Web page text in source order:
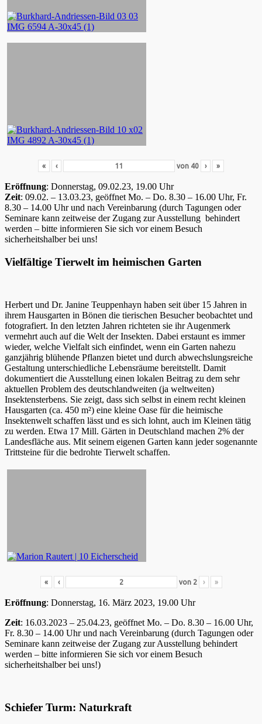
« ‹ von 40 › »
Eröffnung: Donnerstag, 09.02.23, 19.00 Uhr
Zeit: 09.02. – 13.03.23, geöffnet Mo. – Do. 8.30 – 16.00 Uhr, Fr.
8.30 – 14.00 Uhr und nach Vereinbarung (durch Tagungen oder
Seminare kann zeitweise der Zugang zur Ausstellung behindert
werden – bitte informieren Sie sich vor einem Besuch
sicherheitshalber bei uns!
Vielfältige Tierwelt im heimischen Garten
Herbert und Dr. Janine Teuppenhayn haben seit über 15 Jahren in
ihrem Hausgarten in Bönen die tierischen Besucher beobachtet und
fotografiert. In den letzten Jahren richteten sie ihr Augenmerk
vermehrt auch auf die Welt der Insekten. Dabei erstaunt es immer
wieder, welche Vielfalt sich einfindet, wenn ein Garten nahezu
ganzjährig blühende Pflanzen bietet und durch abwechslungsreiche
Gestaltung unterschiedliche Lebensräume bereitstellt. Damit
dokumentiert die Ausstellung einen lokalen Beitrag zu dem sehr
aktuellen Problem des deutschlandweiten (ja weltweiten)
Insektensterbens. Sie zeigt, dass sich selbst in einem recht kleinen
Hausgarten (ca. 450 m²) eine kleine Oase für die heimische
Insektenwelt schaffen lässt und es sich lohnt, auch im Kleinen tätig
zu werden. Etwa 17 Mill. Gärten in Deutschland machen 2% der
Landesfläche aus. Mit seinem eigenen Garten kann jeder sogenannte
Trittsteine für die bedrohte Tierwelt schaffen.
« ‹ von 2 › »
Eröffnung: Donnerstag, 16. März 2023, 19.00 Uhr
Zeit: 16.03.2023 – 25.04.23, geöffnet Mo. – Do. 8.30 – 16.00 Uhr,
Fr. 8.30 – 14.00 Uhr und nach Vereinbarung (durch Tagungen oder
Seminare kann zeitweise der Zugang zur Ausstellung behindert
werden – bitte informieren Sie sich vor einem Besuch
sicherheitshalber bei uns!)
Schiefer Turm: Naturkraft